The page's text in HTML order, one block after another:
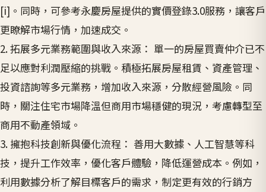
[i]。同時，可參考永慶房屋提供的實價登錄3.0服務，讓客戶
更瞭解市場行情，加速成交。
2. 拓展多元業務範圍與收入來源： 單一的房屋買賣仲介已不
足以應對利潤壓縮的挑戰。積極拓展房屋租賃、資產管理、
投資諮詢等多元業務，增加收入來源，分散經營風險。同
時，關注住宅市場降溫但商用市場穩健的現況，考慮轉型至
商用不動產領域。
3. 擁抱科技創新與優化流程： 善用大數據、人工智慧等科
技，提升工作效率，優化客戶體驗，降低運營成本。例如，
利用數據分析了解目標客戶的需求，制定更有效的行銷方